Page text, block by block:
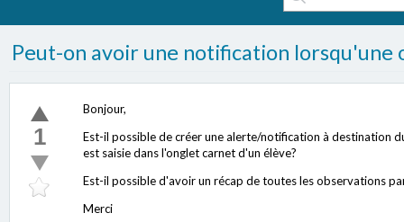
Peut-on avoir une notification lorsqu'une
1
Bonjour,
Est-il possible de créer une alerte/notification à destination
est saisie dans l'onglet carnet d'un élève?
Est-il possible d'avoir un récap de toutes les observations
Merci